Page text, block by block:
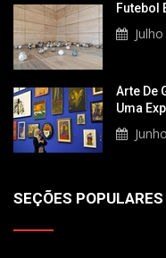
Futebol
Arte De
Uma
SEÇÕES POPULARES